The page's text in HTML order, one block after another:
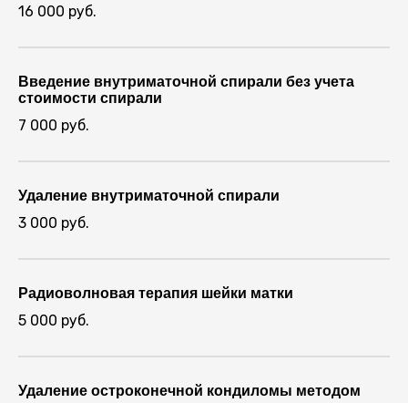
16 000 руб.
Введение внутриматочной спирали без учета
стоимости спирали
7 000 руб.
Удаление внутриматочной спирали
3 000 руб.
Радиоволновая терапия шейки матки
5 000 руб.
Удаление остроконечной кондиломы методом